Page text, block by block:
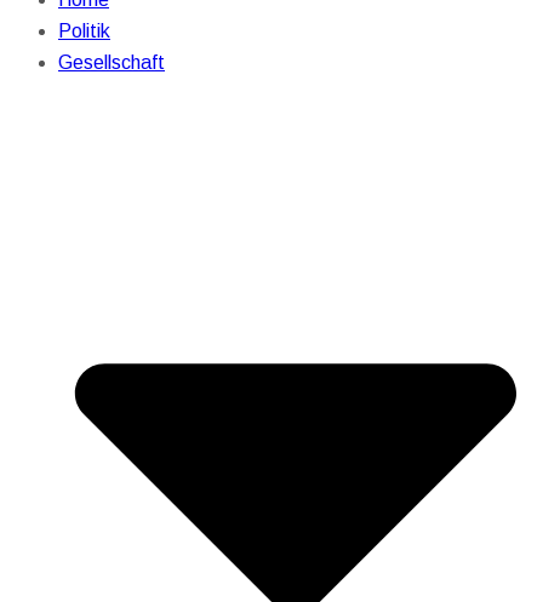
Politik
Gesellschaft